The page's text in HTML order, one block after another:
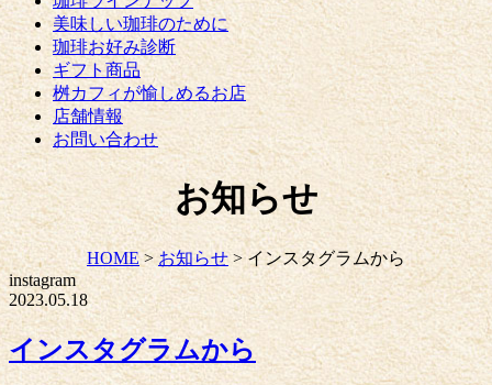
美味しい珈琲のために
珈琲お好み診断
ギフト商品
桝カフィが愉しめるお店
店舗情報
お問い合わせ
お知らせ
HOME> お知らせ >インスタグラムから
instagram
2023.05.18
インスタグラムから